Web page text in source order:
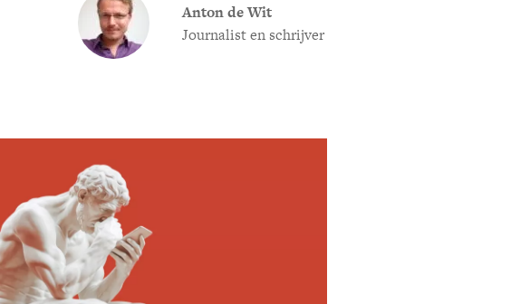
Anton de Wit
Journalist en schrijver